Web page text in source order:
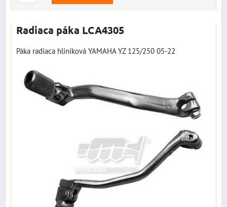
Radiaca páka LCA4305
Páka radiaca hliníková YAMAHA YZ 125/250 05-22